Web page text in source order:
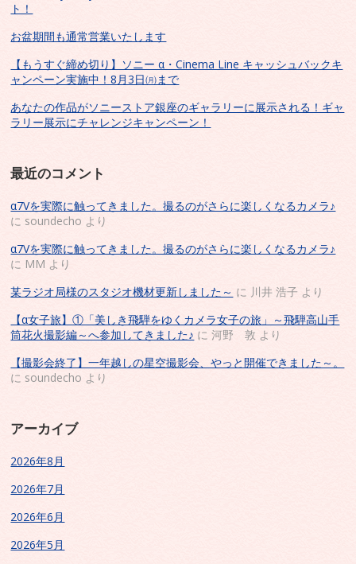
ト！
お盆期間も通常営業いたします
【もうすぐ締め切り】ソニー α・Cinema Line キャッシュバックキ
ャンペーン実施中！8月3日㈪まで
あなたの作品がソニーストア銀座のギャラリーに展示される！ギャ
ラリー展示にチャレンジキャンペーン！
最近のコメント
α7Vを実際に触ってきました。撮るのがさらに楽しくなるカメラ♪
に soundecho より
α7Vを実際に触ってきました。撮るのがさらに楽しくなるカメラ♪
に MM より
某ラジオ局様のスタジオ機材更新しました～ に 川井 浩子 より
【α女子旅】①「美しき飛騨をゆくカメラ女子の旅」～飛騨高山手
筒花火撮影編～へ参加してきました♪ に河野 敦 より
【撮影会終了】一年越しの星空撮影会、やっと開催できました～。
に soundecho より
アーカイブ
2026年8月
2026年7月
2026年6月
2026年5月